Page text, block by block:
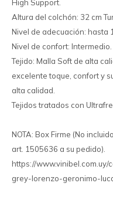
High Support.
Altura del colchón: 32 cm
Nivel de adecuación: hasta
Nivel de confort: Intermedio.
Tejido: Malla Soft de alta
excelente toque, confort y
alta calidad.
Tejidos tratados con
NOTA: Box Firme (No
art. 1505636 a su pedido).
https://
grey-lorenzo-geronimo-